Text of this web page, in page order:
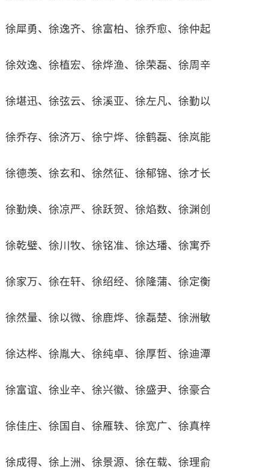
徐犀勇、徐逸齐、徐富柏、徐乔愈、徐仲起
徐效逸、徐植宏、徐烨渔、徐荣磊、徐周辛
徐堪迅、徐弦云、徐溪亚、徐左凡、徐勤以
徐乔存、徐济万、徐宁烨、徐鹤磊、徐岚能
徐德羡、徐玄和、徐然征、徐郁锦、徐才长
徐勤焕、徐凉严、徐跃贺、徐焰数、徐渊创
徐乾璧、徐川牧、徐铭准、徐达璠、徐寓乔
徐家万、徐在轩、徐绍经、徐隆蒲、徐定衡
徐然量、徐以微、徐鹿烨、徐磊楚、徐洲敏
徐达桦、徐胤大、徐纯卓、徐厚哲、徐迪潭
徐富谊、徐业辛、徐兴徽、徐盛尹、徐豪合
徐佳庄、徐国自、徐雁轶、徐宽广、徐真梓
徐成得、徐上洲、徐景源、徐在载、徐理俞